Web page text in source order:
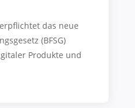
das neue
(BFSG)
Produkte und